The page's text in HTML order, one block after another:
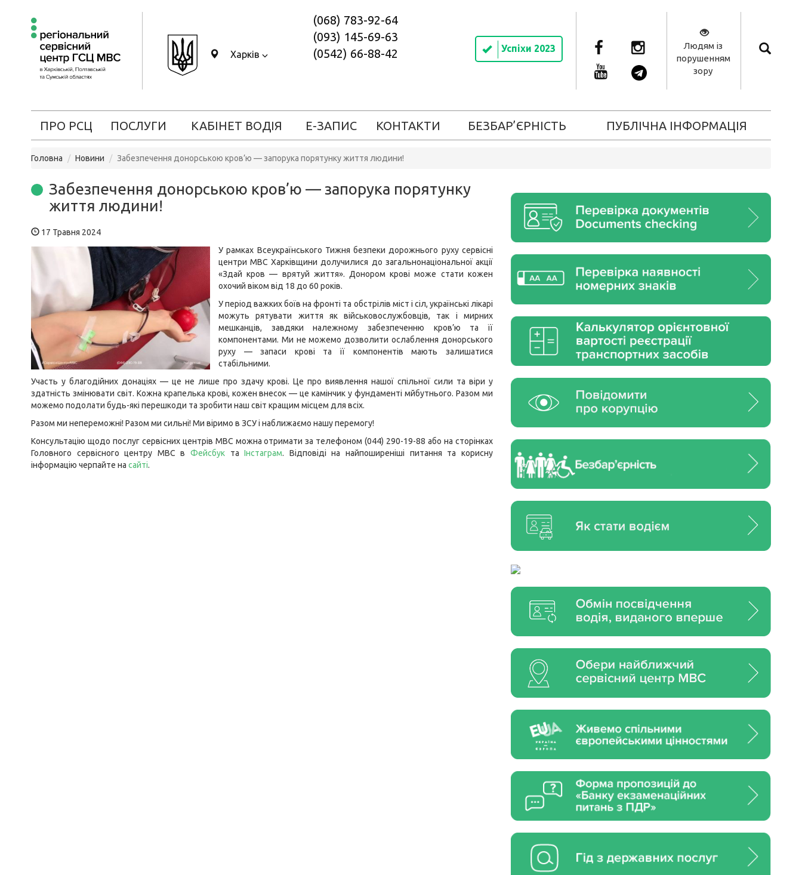
Харків
(068) 783-92-64
(093) 145-69-63
(0542) 66-88-42
Успіхи 2023
Людям із
порушенням
зору
ПРО РСЦ ПОСЛУГИ КАБІНЕТ ВОДІЯ Е-ЗАПИС КОНТАКТИ БЕЗБАР’ЄРНІСТЬ ПУБЛІЧНА ІНФОРМАЦІЯ
Головна Новини Забезпечення донорською кров’ю — запорука порятунку життя людини!
Забезпечення донорською кров’ю — запорука порятунку
життя людини!
17 Травня 2024
У рамках Всеукраїнського Тижня безпеки дорожнього руху сервісні
центри МВС Харківщини долучилися до загальнонаціональної акції
«Здай кров — врятуй життя». Донором крові може стати кожен
охочий віком від 18 до 60 років.
У період важких боїв на фронті та обстрілів міст і сіл, українські лікарі
можуть рятувати життя як військовослужбовців, так і мирних
мешканців, завдяки належному забезпеченню кров’ю та її
компонентами. Ми не можемо дозволити ослаблення донорського
руху — запаси крові та її компонентів мають залишатися
стабільними.
Участь у благодійних донаціях — це не лише про здачу крові. Це про виявлення нашої спільної сили та віри у
здатність змінювати світ. Кожна крапелька крові, кожен внесок — це камінчик у фундаменті мйбутнього. Разом ми
можемо подолати будь-які перешкоди та зробити наш світ кращим місцем для всіх.
Разом ми непереможні! Разом ми сильні! Ми віримо в ЗСУ і наближаємо нашу перемогу!
Консультацію щодо послуг сервісних центрів МВС можна отримати за телефоном (044) 290-19-88 або на сторінках
Головного сервісного центру МВС вФейсбук таІнстаграм. Відповіді на найпоширеніші питання та корисну
інформацію черпайте на сайті.